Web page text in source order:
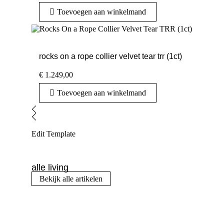
Toevoegen aan winkelmand
rocks on a rope collier velvet tear trr (1ct)
€ 1.249,00
Toevoegen aan winkelmand
Edit Template
alle living
Bekijk alle artikelen